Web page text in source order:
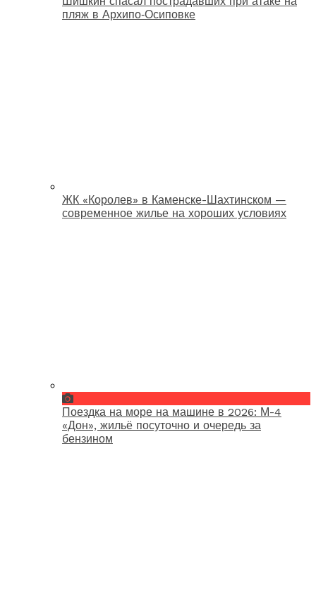
пляж в Архипо‑Осиповке
ЖК «Королев» в Каменске-Шахтинском —
современное жилье на хороших условиях
Поездка на море на машине в 2026: М-4
«Дон», жильё посуточно и очередь за
бензином